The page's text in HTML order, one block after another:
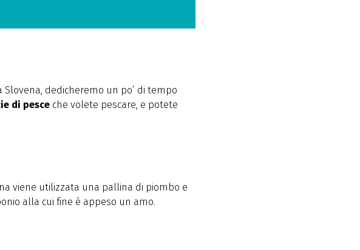
dedicheremo un po’ di tempo
di pesce che volete pescare, e potete
viene utilizzata una pallina di piombo e
alla cui fine è appeso un amo.